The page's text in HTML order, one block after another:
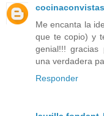
Me encanta la
que te copio) y
genial!!!
una verdadera
Responder